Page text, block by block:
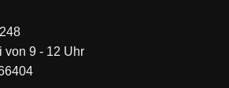
von 9 - 12 Uhr